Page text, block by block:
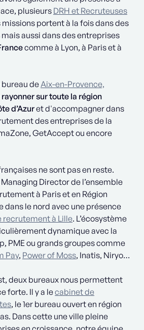
plusieurs DRH et Recruteuses
missions portent à la fois dans des
mais aussi dans des entreprises
comme à Lyon, à Paris et à
deAix-en-Provence,
rayonner sur toute la région
d’Azuret d'accompagner dans
des entreprises de la
GetAccept ou encore
ne sont pas en reste.
Director de l’ensemble
à Paris et en Région
dans le nord avec une présence
recrutement à Lille. L’écosystème
dynamique avec la
PME ou grands groupes comme
Pay, Power of Moss, Inatis, Niryo…
deux bureaux nous permettent
forte. Il y a lecabinet de
, le 1er bureau ouvert en région
Dans cette une ville pleine